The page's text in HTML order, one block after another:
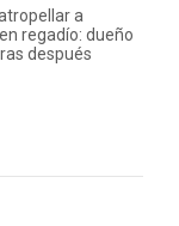
a
regadío: dueño
después